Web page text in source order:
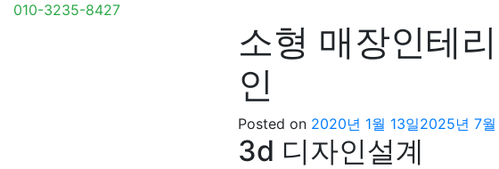
010-3235-8427
소형 매장인테
인
Posted on 2020년 1월 13일2025년 7월
3d 디자인설계